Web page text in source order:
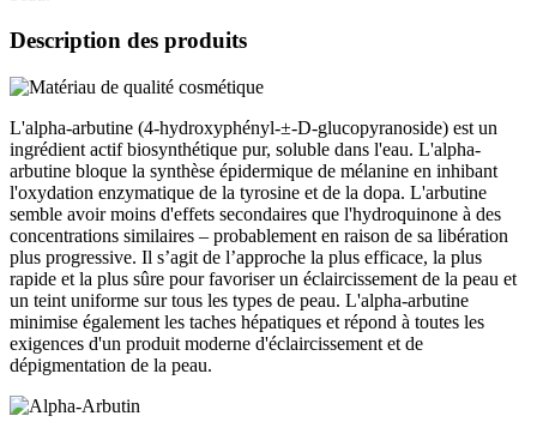
Description des produits
L'alpha-arbutine (4-hydroxyphényl-±-D-glucopyranoside) est un
ingrédient actif biosynthétique pur, soluble dans l'eau. L'alpha-
arbutine bloque la synthèse épidermique de mélanine en inhibant
l'oxydation enzymatique de la tyrosine et de la dopa. L'arbutine
semble avoir moins d'effets secondaires que l'hydroquinone à des
concentrations similaires – probablement en raison de sa libération
plus progressive. Il s’agit de l’approche la plus efficace, la plus
rapide et la plus sûre pour favoriser un éclaircissement de la peau et
un teint uniforme sur tous les types de peau. L'alpha-arbutine
minimise également les taches hépatiques et répond à toutes les
exigences d'un produit moderne d'éclaircissement et de
dépigmentation de la peau.